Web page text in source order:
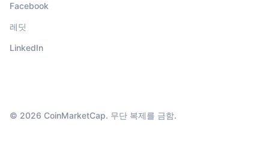
Facebook
레딧
LinkedIn
© 2026 CoinMarketCap. 무단 복제를 금함.